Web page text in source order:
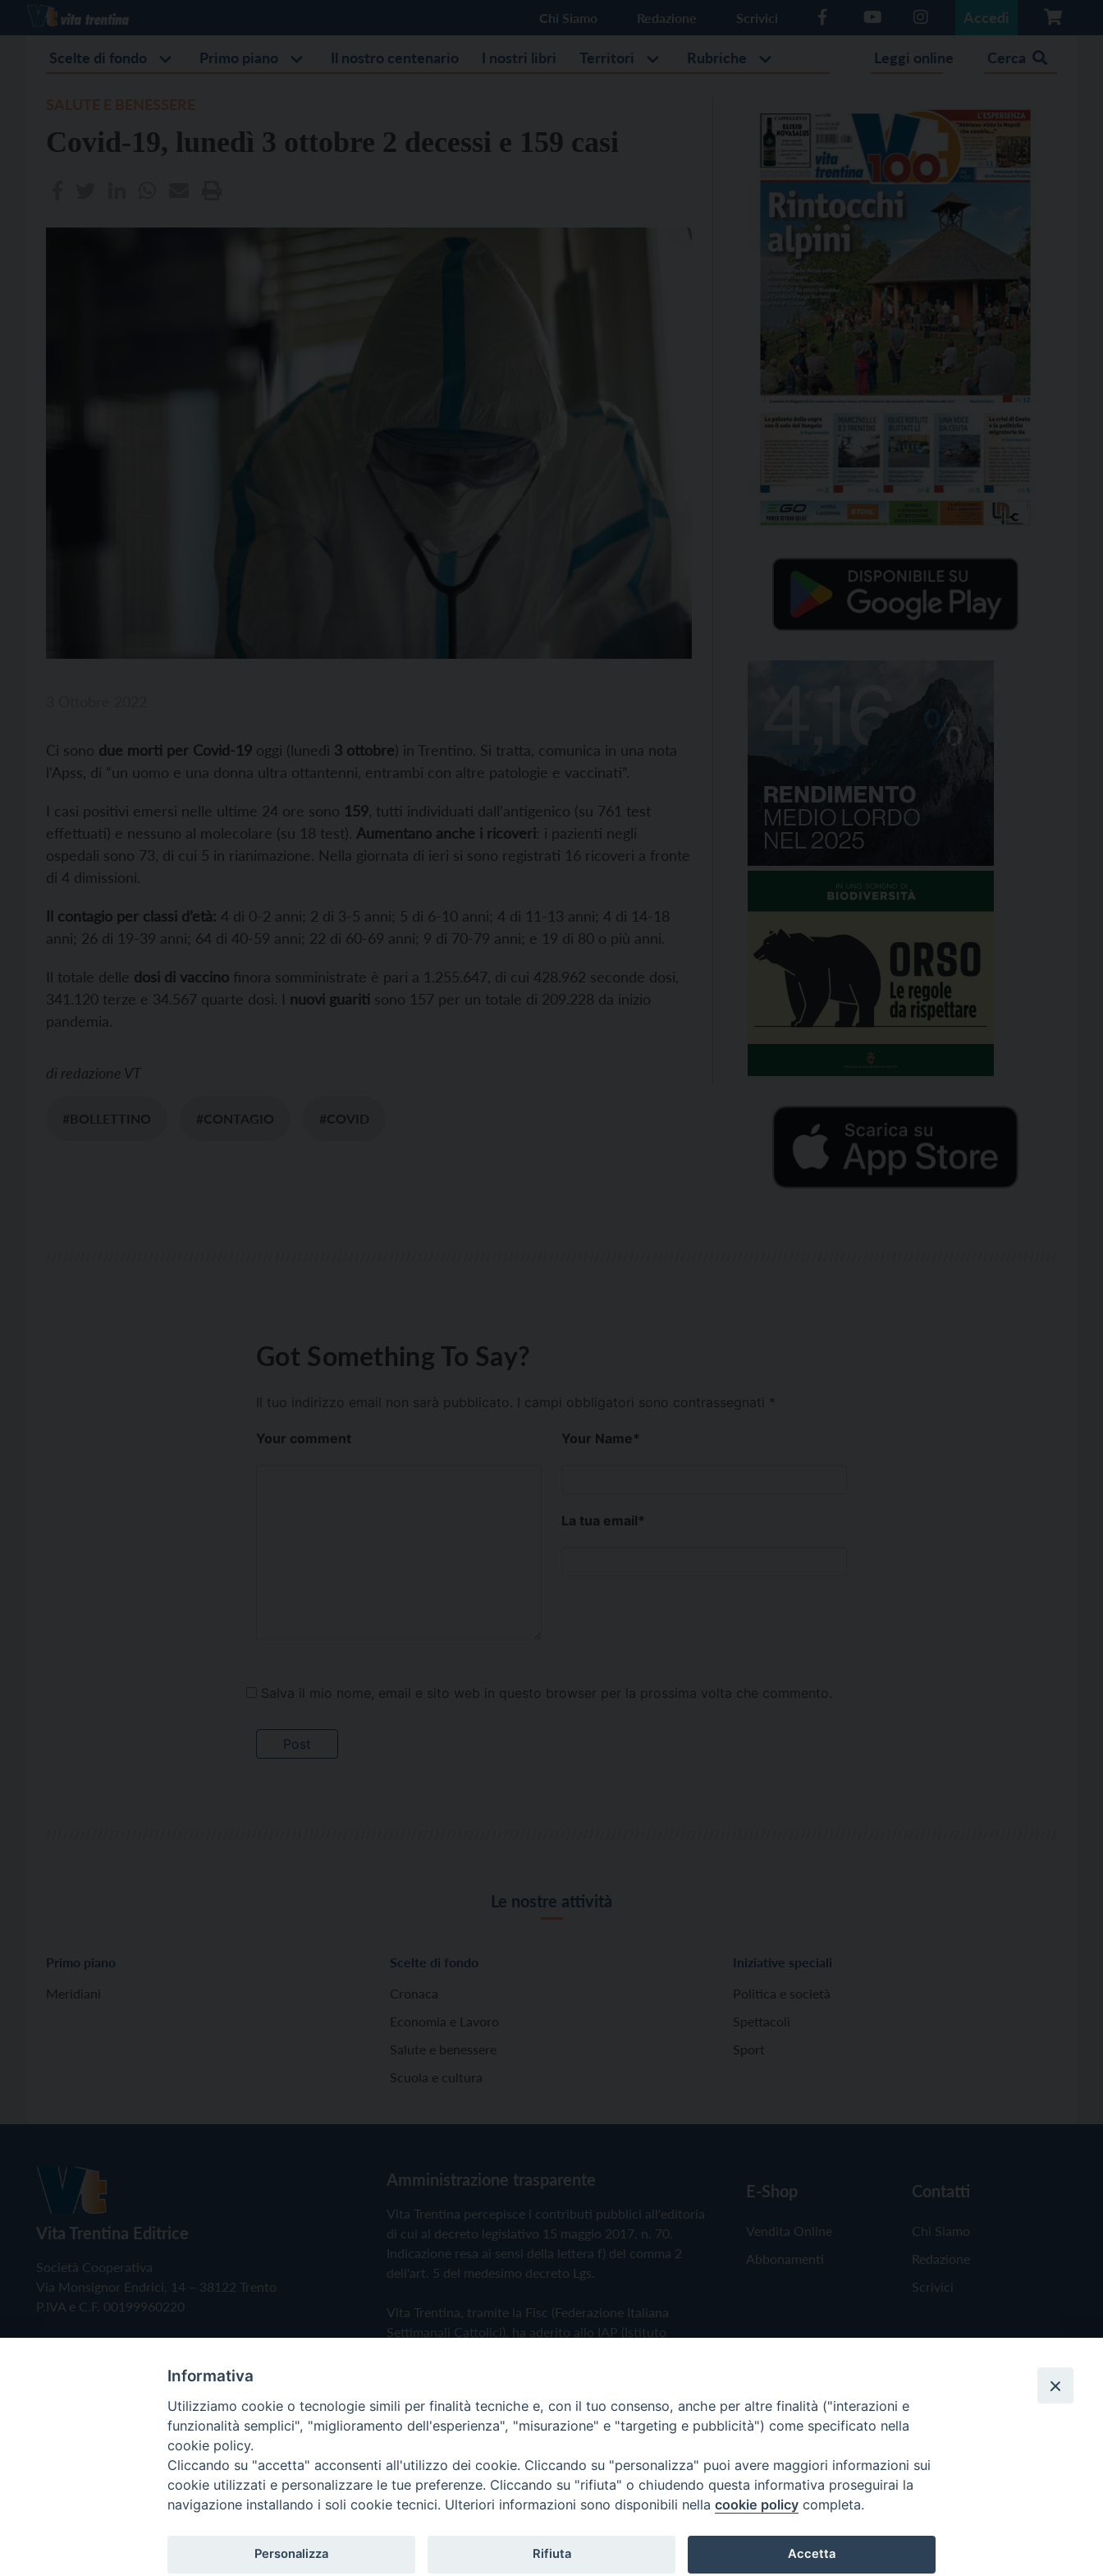
Chi Siamo Redazione Scrivici Accedi
Scelte di fondo Primo piano Il nostro centenario I nostri libri Territori Rubriche Leggi online Cerca
Covid-19, lunedì 3 ottobre 2 decessi e 159 casi
Ci sono due morti per Covid-19 oggi (lunedì 3 ottobre) in Trentino. Si tratta, comunica in una nota
l’Apss, di “un uomo e una donna ultra ottantenni, entrambi con altre patologie e vaccinati”.
I casi positivi emersi nelle ultime 24 ore sono 159 , tutti individuati dall’antigenico (su 761 test
effettuati) e nessuno al molecolare (su 18 test). Aumentano anche i ricoveri: i pazienti negli
ospedali sono 73, di cui 5 in rianimazione. Nella giornata di ieri si sono registrati 16 ricoveri a fronte
di 4 dimissioni.
Il contagio per classi d’età: 4 di 0-2 anni; 2 di 3-5 anni; 5 di 6-10 anni; 4 di 11-13 anni; 4 di 14-18
anni; 26 di 19-39 anni; 64 di 40-59 anni; 22 di 60-69 anni; 9 di 70-79 anni; e 19 di 80 o più anni.
Il totale delle dosi di vaccino finora somministrate è pari a 1.255.647, di cui 428.962 seconde dosi,
341.120 terze e 34.567 quarte dosi. I nuovi guariti sono 157 per un totale di 209.228 da inizio
pandemia.
di redazione VT
#BOLLETTINO #CONTAGIO #COVID
Got Something To Say?
Il tuo indirizzo email non sarà pubblicato. I campi obbligatori sono contrassegnati *
Your comment Your Name*
La tua email*
Salva il mio nome, email e sito web in questo browser per la prossima volta che commento.
Le nostre attività
Primo piano
Meridiani
Scelte di fondo
Cronaca
Economia e Lavoro
Salute e benessere
Scuola e cultura
Iniziative speciali
Politica e società
Spettacoli
Sport
Vita Trentina Editrice
Società Cooperativa
Via Monsignor Endrici, 14 – 38122 Trento
P.IVA e C.F. 00199960220
Amministrazione trasparente
Vita Trentina percepisce i contributi pubblici all'editoria
di cui al decreto legislativo 15 maggio 2017, n. 70.
Indicazione resa ai sensi della lettera f) del comma 2
dell'art. 5 del medesimo decreto Lgs.
Vita Trentina, tramite la Fisc (Federazione Italiana
Settimanali Cattolici), ha aderito allo IAP (Istituto
Privacy Policy Cookie Policy
E-Shop
Vendita Online
Abbonamenti
Contatti
Chi Siamo
Redazione
Scrivici
Copyright © 2019 - Tutti i diritti riservati - Vita Trentina Editrice
Informativa
Utilizziamo cookie o tecnologie simili per finalità tecniche e, con il tuo consenso, anche per altre finalità ("interazioni e
funzionalità semplici", "miglioramento dell'esperienza", "misurazione" e "targeting e pubblicità") come specificato nella
cookie policy.
Cliccando su "accetta" acconsenti all'utilizzo dei cookie. Cliccando su "personalizza" puoi avere maggiori informazioni sui
cookie utilizzati e personalizzare le tue preferenze. Cliccando su "rifiuta" o chiudendo questa informativa proseguirai la
navigazione installando i soli cookie tecnici. Ulteriori informazioni sono disponibili nella cookie policy completa.
Personalizza Rifiuta Accetta